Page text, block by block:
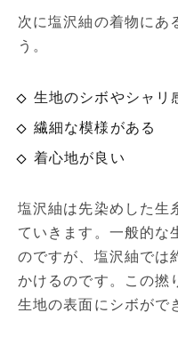
次に塩沢紬の着物にあ
う。
生地のシボやシャリ
繊細な模様がある
着心地が良い
塩沢紬は先染めした生
ていきます。一般的な
のですが、塩沢紬で
かけるのです。この撚
生地の表面にシボがで